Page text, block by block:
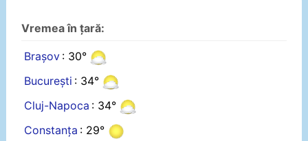
Vremea în țară:
Brașov : 30°
București : 34°
Cluj-Napoca : 34°
Constanța : 29°